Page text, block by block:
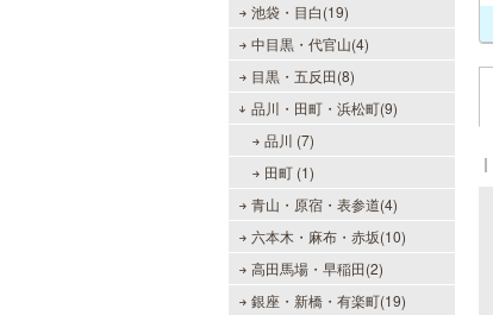
池袋・目白(19)
中目黒・代官山(4)
目黒・五反田(8)
品川・田町・浜松町(9)
品川 (7)
田町 (1)
青山・原宿・表参道(4)
六本木・麻布・赤坂(10)
高田馬場・早稲田(2)
銀座・新橋・有楽町(19)
｜